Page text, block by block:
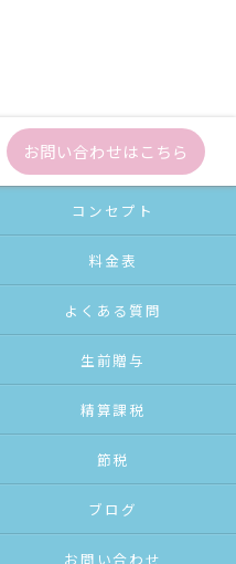
お問い合わせはこちら
コンセプト
料金表
よくある質問
生前贈与
精算課税
節税
ブログ
お問い合わせ